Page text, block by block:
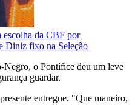
escolha da CBF por
Diniz fixo na Seleção
Negro, o Pontífice deu um leve
guardar.
entregue. "Que maneiro,